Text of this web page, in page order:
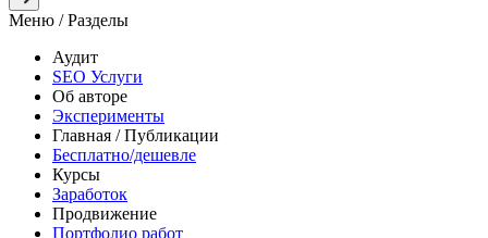
Меню / Разделы
Аудит
SEO Услуги
Об авторе
Эксперименты
Главная / Публикации
Бесплатно/дешевле
Курсы
Заработок
Продвижение
Портфолио работ